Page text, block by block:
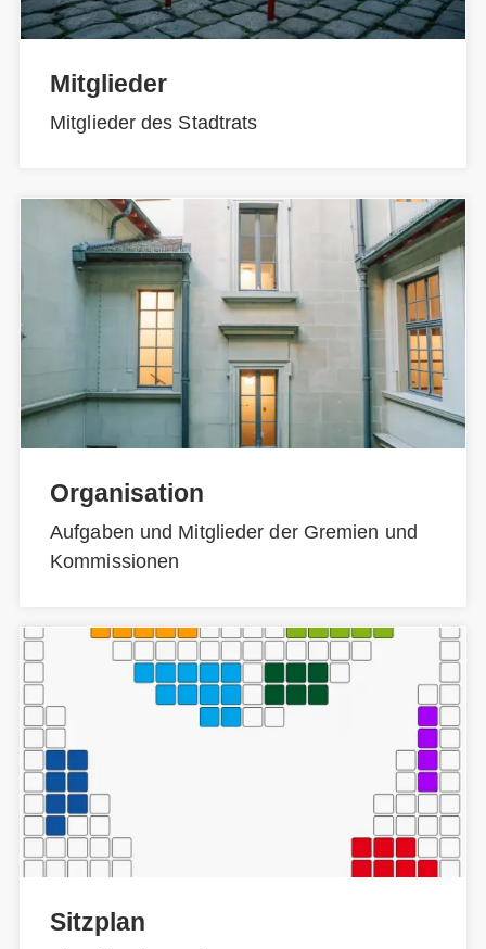
Mitglieder
Mitglieder des Stadtrats
Organisation
Aufgaben und Mitglieder der Gremien und
Kommissionen
Sitzplan